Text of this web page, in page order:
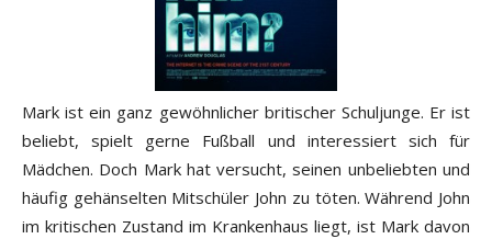
Mark ist ein ganz gewöhnlicher britischer Schuljunge. Er ist
beliebt, spielt gerne Fußball und interessiert sich für
Mädchen. Doch Mark hat versucht, seinen unbeliebten und
häufig gehänselten Mitschüler John zu töten. Während John
im kritischen Zustand im Krankenhaus liegt, ist Mark davon